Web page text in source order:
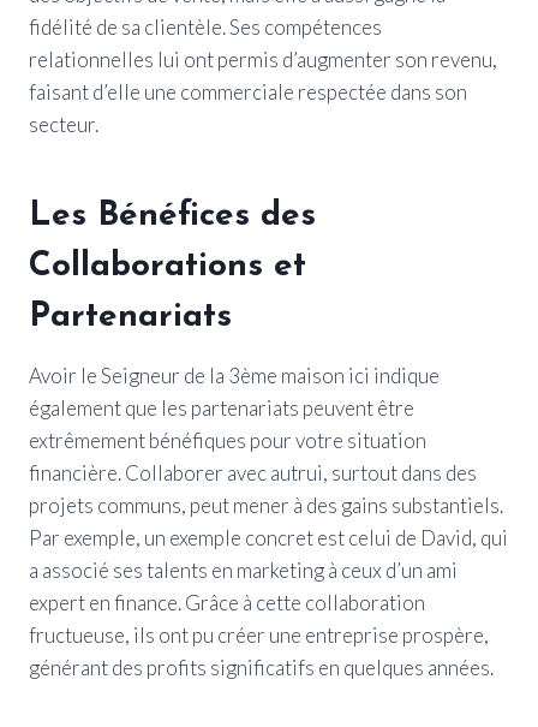
fidélité de sa clientèle. Ses compétences
relationnelles lui ont permis d’augmenter son revenu,
faisant d’elle une commerciale respectée dans son
secteur.
Les Bénéfices des
Collaborations et
Partenariats
Avoir le Seigneur de la 3ème maison ici indique
également que les partenariats peuvent être
extrêmement bénéfiques pour votre situation
financière. Collaborer avec autrui, surtout dans des
projets communs, peut mener à des gains substantiels.
Par exemple, un exemple concret est celui de David, qui
a associé ses talents en marketing à ceux d’un ami
expert en finance. Grâce à cette collaboration
fructueuse, ils ont pu créer une entreprise prospère,
générant des profits significatifs en quelques années.